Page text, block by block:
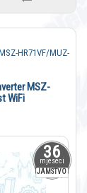
36
mjeseci
JAMSTVO
MSZ-
WiFi